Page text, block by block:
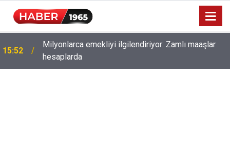
15:52
Milyonlarca emekliyi ilgilendiriyor: Zamlı maaşlar
hesaplarda